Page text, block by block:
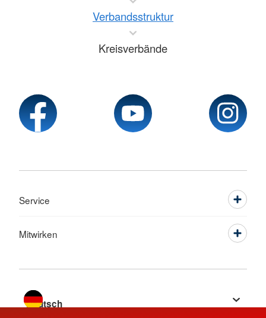
Verbandsstruktur
Kreisverbände
Service
Mitwirken
Sprache wechseln zu